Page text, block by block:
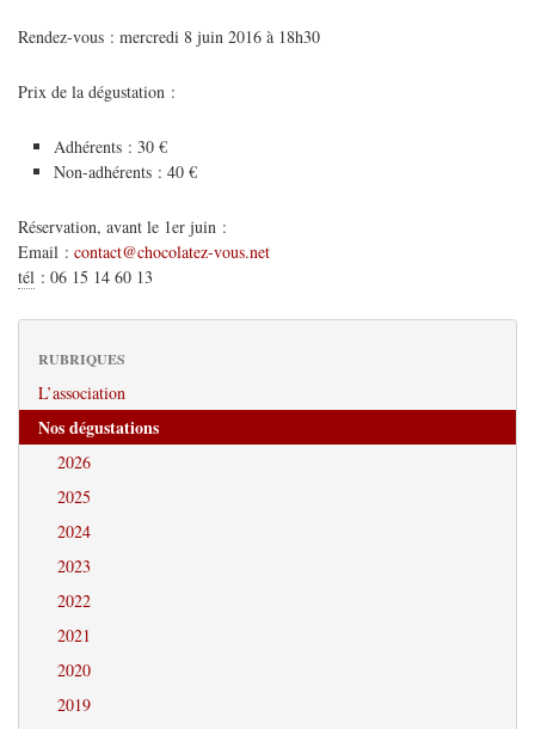
Rendez-vous : mercredi 8 juin 2016 à 18h30
Prix de la dégustation :
Adhérents : 30 €
Non-adhérents : 40 €
Réservation, avant le 1er juin :
Email : contact@chocolatez-vous.net
tél : 06 15 14 60 13
RUBRIQUES
L’association
Nos dégustations
2026
2025
2024
2023
2022
2021
2020
2019